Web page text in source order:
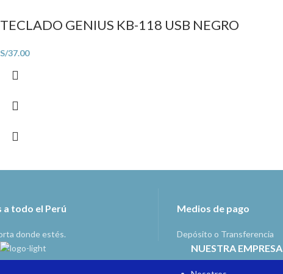
TECLADO GENIUS KB-118 USB NEGRO
S/37.00
a todo el Perú
donde estés.
Medios de pago
Depósito o Transferencia
NUESTRA EMPRESA